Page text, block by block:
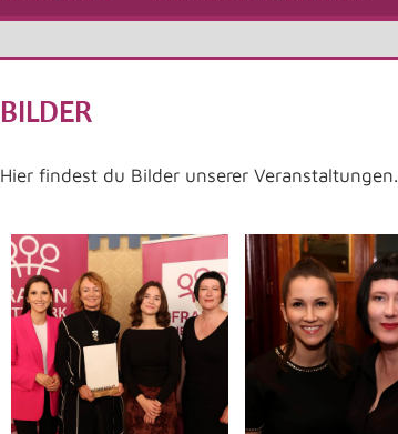
BILDER
Hier findest du Bilder unserer Veranstaltungen.